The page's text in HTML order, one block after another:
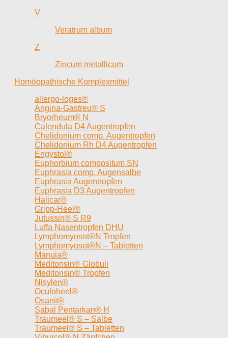
V
Veratrum album
Z
Zincum metallicum
Homöopathische Komplexmittel
allergo-loges®
Angina-Gastreu® S
Bryorheum® N
Calendula D4 Augentropfen
Chelidonium comp. Augentropfen
Chelidonium Rh D4 Augentropfen
Engystol®
Euphorbium compositum SN
Euphrasia comp. Augensalbe
Euphrasia Augentropfen
Euphrasia D3 Augentropfen
Halicar®
Gripp-Heel®
Jutussin® S R9
Luffa Nasentropfen DHU
Lymphomyosot®N Tropfen
Lymphomyosot®N – Tabletten
Manuia®
Meditonsin® Globuli
Meditonsin® Tropfen
Nisylen®
Oculoheel®
Osanit®
Sabal Pentarkan® H
Traumeel® S – Salbe
Traumeel® S – Tabletten